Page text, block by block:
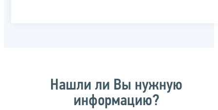
Нашли ли Вы нужную
информацию?